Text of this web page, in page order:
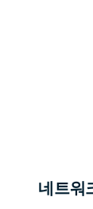
네트워